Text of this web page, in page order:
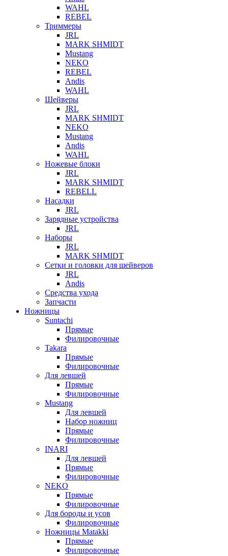
WAHL
REBEL
Триммеры
JRL
MARK SHMIDT
Mustang
NEKO
REBEL
Andis
WAHL
Шейверы
JRL
MARK SHMIDT
NEKO
Mustang
Andis
WAHL
Ножевые блоки
JRL
MARK SHMIDT
REBELL
Насадки
JRL
Зарядные устройства
JRL
Наборы
JRL
MARK SHMIDT
Сетки и головки для шейверов
JRL
Andis
Средства ухода
Запчасти
Ножницы
Suntachi
Прямые
Филировочные
Takara
Прямые
Филировочные
Для левшей
Прямые
Филировочные
Mustang
Для левшей
Набор ножниц
Прямые
Филировочные
INARI
Для левшей
Прямые
Филировочные
NEKO
Прямые
Филировочные
Для бороды и усов
Филировочные
Ножницы Matakki
Прямые
Филировочные